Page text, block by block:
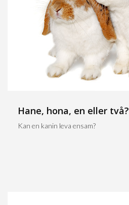
Hane, hona, en eller två?
Kan en kanin leva ensam?